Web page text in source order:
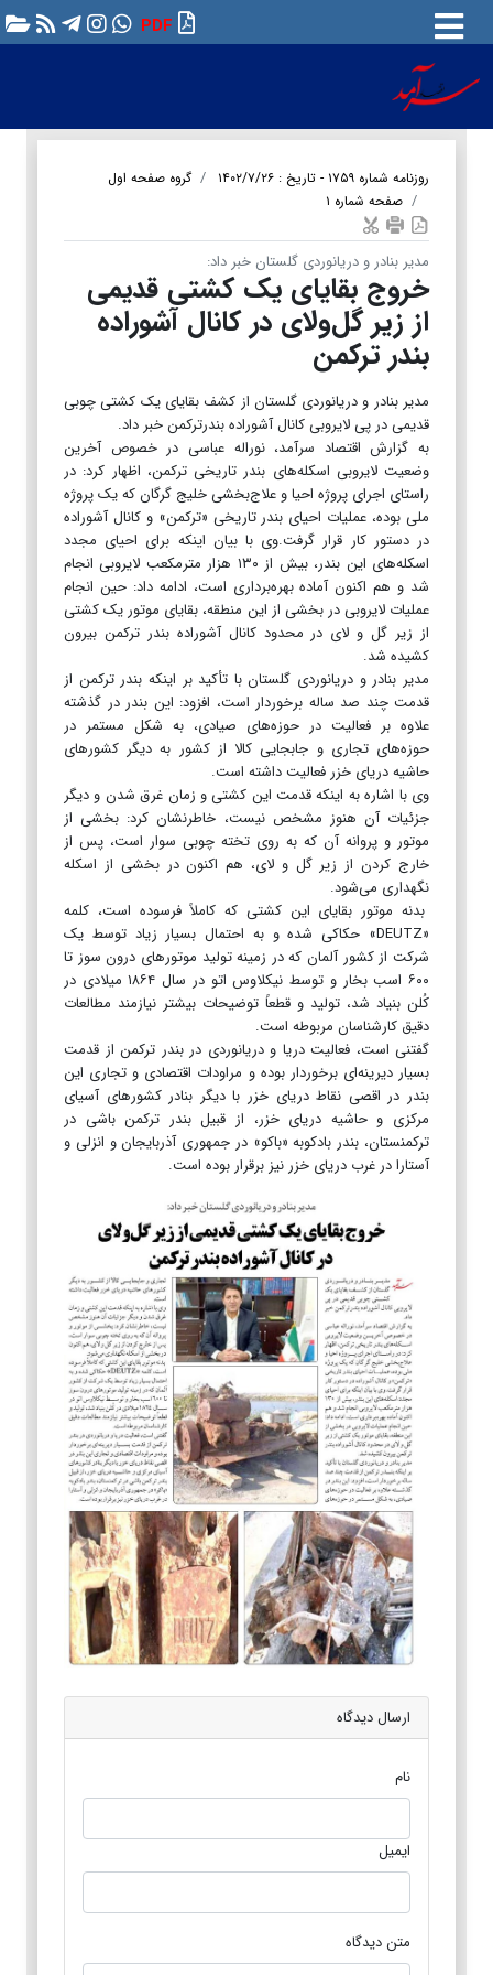
PDF
روزنامه شماره ۱۷۵۹ - تاریخ : ۱۴۰۲/۷/۲۶
گروه صفحه اول
صفحه شماره ۱
مدیر بنادر و دریانوردی گلستان خبر داد:
خروج بقایای یک کشتی قدیمی
از زیر گل‌ولای در کانال آشوراده
بندر ترکمن
مدیر بنادر و دریانوردی گلستان از کشف بقایای یک کشتی چوبی
قدیمی در پی لایروبی کانال آشوراده بندرترکمن خبر داد.
به گزارش اقتصاد سرآمد، نوراله عباسی در خصوص آخرین
وضعیت لایروبی اسکله‌های بندر تاریخی ترکمن، اظهار کرد: در
راستای اجرای پروژه احیا و علاج‌بخشی خلیج گرگان که یک پروژه
ملی بوده، عملیات احیای بندر تاریخی «ترکمن» و کانال آشوراده
در دستور کار قرار گرفت.وی با بیان اینکه برای احیای مجدد
اسکله‌های این بندر، بیش از ۱۳۰ هزار مترمکعب لایروبی انجام
شد و هم اکنون آماده بهره‌برداری است، ادامه داد: حین انجام
عملیات لایروبی در بخشی از این منطقه، بقایای موتور یک کشتی
از زیر گل و لای در محدود کانال آشوراده بندر ترکمن بیرون
کشیده شد.
مدیر بنادر و دریانوردی گلستان با تأکید بر اینکه بندر ترکمن از
قدمت چند صد ساله برخوردار است، افزود: این بندر در گذشته
علاوه بر فعالیت در حوزه‌های صیادی، به شکل مستمر در
حوزه‌های تجاری و جابجایی کالا از کشور به دیگر کشورهای
حاشیه دریای خزر فعالیت داشته است.
وی با اشاره به اینکه قدمت این کشتی و زمان غرق شدن و دیگر
جزئیات آن هنوز مشخص نیست، خاطرنشان کرد: بخشی از
موتور و پروانه آن که به روی تخته چوبی سوار است، پس از
خارج کردن از زیر گل و لای، هم اکنون در بخشی از اسکله
نگهداری می‌شود.
بدنه موتور بقایای این کشتی که کاملاً فرسوده است، کلمه
«DEUTZ» حکاکی شده و به احتمال بسیار زیاد توسط یک
شرکت از کشور آلمان که در زمینه تولید موتورهای درون سوز تا
۶۰۰ اسب بخار و توسط نیکلاوس اتو در سال ۱۸۶۴ میلادی در
کُلن بنیاد شد، تولید و قطعاً توضیحات بیشتر نیازمند مطالعات
دقیق کارشناسان مربوطه است.
گفتنی است، فعالیت دریا و دریانوردی در بندر ترکمن از قدمت
بسیار دیرینه‌ای برخوردار بوده و مراودات اقتصادی و تجاری این
بندر در اقصی نقاط دریای خزر با دیگر بنادر کشورهای آسیای
مرکزی و حاشیه دریای خزر، از قبیل بندر ترکمن باشی در
ترکمنستان، بندر بادکوبه «باکو» در جمهوری آذربایجان و انزلی و
آستارا در غرب دریای خزر نیز برقرار بوده است.
ارسال دیدگاه
نام
ایمیل
متن دیدگاه